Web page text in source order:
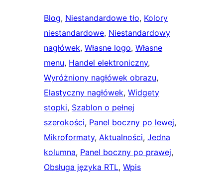
Blog, Niestandardowe tło, Kolory
niestandardowe, Niestandardowy
nagłówek, Własne logo, Własne
menu, Handel elektroniczny
Wyróżniony nagłówek obrazu
Elastyczny nagłówek, Widgety
stopki, Szablon o pełnej
szerokości, Panel boczny po lewej
Mikroformaty, Aktualności, Jedna
kolumna, Panel boczny po prawej
Obsługa języka RTL, Wpis